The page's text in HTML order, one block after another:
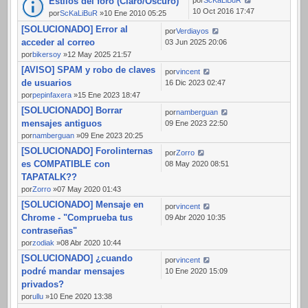
porScKaLiBuR »10 Ene 2010 05:25
10 Oct 2016 17:47
[SOLUCIONADO] Error al
acceder al correo
porbikersoy »12 May 2025 21:57
porVerdiayos
03 Jun 2025 20:06
[AVISO] SPAM y robo de claves
de usuarios
porpepinfaxera »15 Ene 2023 18:47
porvincent
16 Dic 2023 02:47
[SOLUCIONADO] Borrar
mensajes antiguos
pornamberguan »09 Ene 2023 20:25
pornamberguan
09 Ene 2023 22:50
[SOLUCIONADO] Forolinternas
es COMPATIBLE con
TAPATALK??
porZorro »07 May 2020 01:43
porZorro
08 May 2020 08:51
[SOLUCIONADO] Mensaje en
Chrome - "Comprueba tus
contraseñas"
porzodiak »08 Abr 2020 10:44
porvincent
09 Abr 2020 10:35
[SOLUCIONADO] ¿cuando
podré mandar mensajes
privados?
porullu »10 Ene 2020 13:38
porvincent
10 Ene 2020 15:09